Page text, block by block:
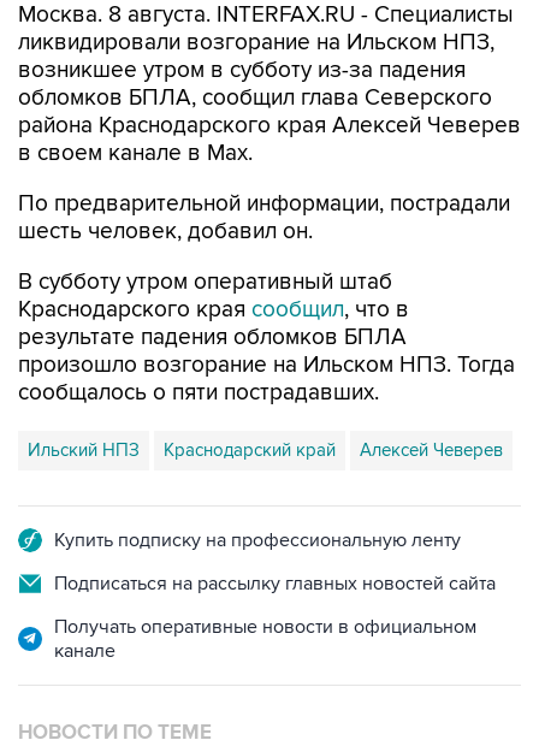
Москва. 8 августа. INTERFAX.RU - Специалисты
ликвидировали возгорание на Ильском НПЗ,
возникшее утром в субботу из-за падения
обломков БПЛА, сообщил глава Северского
района Краснодарского края Алексей Чеверев
в своем канале в Max.
По предварительной информации, пострадали
шесть человек, добавил он.
В субботу утром оперативный штаб
Краснодарского края сообщил, что в
результате падения обломков БПЛА
произошло возгорание на Ильском НПЗ. Тогда
сообщалось о пяти пострадавших.
Ильский НПЗ Краснодарский край Алексей Чеверев
Купить подписку на профессиональную ленту
Подписаться на рассылку главных новостей сайта
Получать оперативные новости в официальном
канале
НОВОСТИ ПО ТЕМЕ